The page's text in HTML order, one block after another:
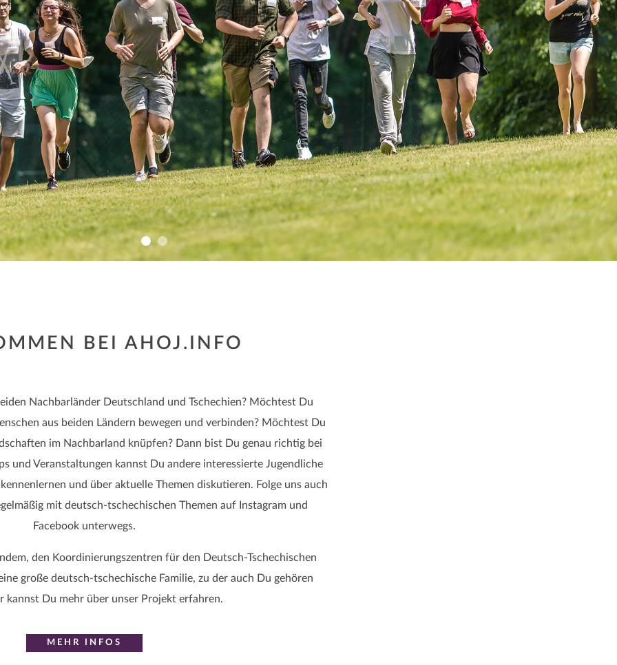
BEI AHOJ.INFO
Nachbarländer Deutschland und Tschechien? Möchtest Du
aus beiden Ländern bewegen und verbinden? Möchtest Du
im Nachbarland knüpfen? Dann bist Du genau richtig bei
und Veranstaltungen kannst Du andere interessierte Jugendliche
und über aktuelle Themen diskutieren. Folge uns auch
mit deutsch-tschechischen Themen auf Instagram und
Facebook unterwegs.
den Koordinierungszentren für den Deutsch-Tschechischen
große deutsch-tschechische Familie, zu der auch Du gehören
kannst Du mehr über unser Projekt erfahren.
MEHR INFOS